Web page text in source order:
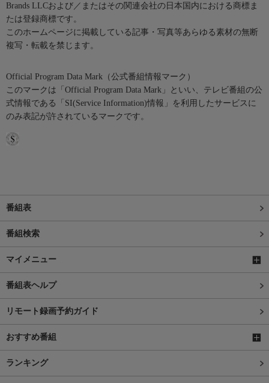
Brands LLCおよび／またはその関連会社の日本国内における商標ま
たは登録商標です。
このホームページに掲載している記事・写真等あらゆる素材の無断
複写・転載を禁じます。
Official Program Data Mark（公式番組情報マーク）
このマークは「Official Program Data Mark」といい、テレビ番組の公
式情報である「SI(Service Information)情報」を利用したサービスに
のみ表記が許されているマークです。
番組表
番組検索
マイメニュー
番組表ヘルプ
リモート録画予約ガイド
おすすめ番組
ランキング